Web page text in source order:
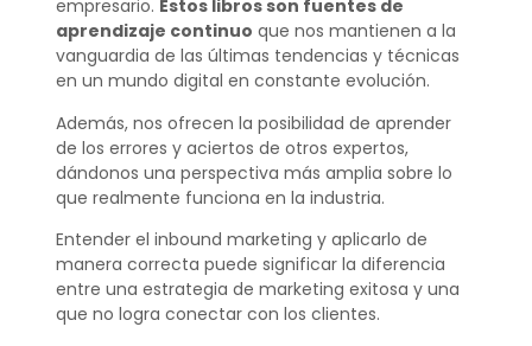
empresario. Estos libros son fuentes de
aprendizaje continuo que nos mantienen a la
vanguardia de las últimas tendencias y técnicas
en un mundo digital en constante evolución.
Además, nos ofrecen la posibilidad de aprender
de los errores y aciertos de otros expertos,
dándonos una perspectiva más amplia sobre lo
que realmente funciona en la industria.
Entender el inbound marketing y aplicarlo de
manera correcta puede significar la diferencia
entre una estrategia de marketing exitosa y una
que no logra conectar con los clientes.